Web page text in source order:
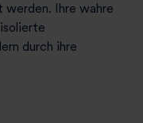
Ihre wahre
durch ihre